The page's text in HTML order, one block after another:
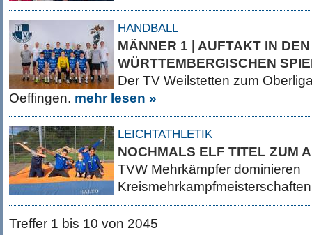
HANDBALL
MÄNNER 1 | AUFTAKT IN DEN
WÜRTTEMBERGISCHEN
Der TV Weilstetten zum
Oeffingen. mehr lesen »
LEICHTATHLETIK
NOCHMALS ELF TITEL ZUM
TVW Mehrkämpfer dominieren
Treffer 1 bis 10 von 2045